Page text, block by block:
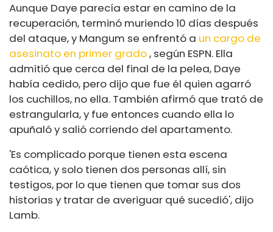
Aunque Daye parecía estar en camino de la
recuperación, terminó muriendo 10 días después
del ataque, y Mangum se enfrentó a un cargo de
asesinato en primer grado, según ESPN. Ella
admitió que cerca del final de la pelea, Daye
había cedido, pero dijo que fue él quien agarró
los cuchillos, no ella. También afirmó que trató de
estrangularla, y fue entonces cuando ella lo
apuñaló y salió corriendo del apartamento.
'Es complicado porque tienen esta escena
caótica, y solo tienen dos personas allí, sin
testigos, por lo que tienen que tomar sus dos
historias y tratar de averiguar qué sucedió', dijo
Lamb.